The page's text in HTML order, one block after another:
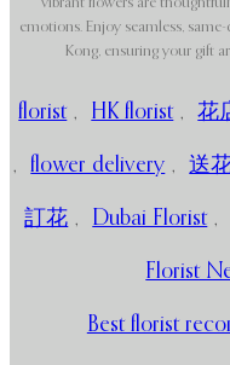
emotions. Enjoy seamless,
Kong, ensuring your gift
florist , HK florist , 花
, flower delivery , 送
訂花 , Dubai Florist ,
Florist
Best florist